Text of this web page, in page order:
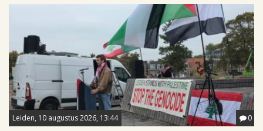
Leiden, 10 augustus 2026, 13:44 0